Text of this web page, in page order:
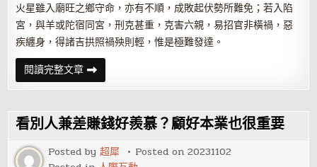
火星雖入廟旺之鄉守命，亦有不順，成敗起伏勢所難免；若入陷
宮，與羊或陀宿同宮，刑克甚重，克害六親，易招官非橫禍，惡
疾纏身，得諸吉拱照禍殃則輕，惟是極難發達。
閱讀完整文章紫
微
命
四
煞
星
——
火
星
看別人兼差賺錢好羨慕？顧好本業也很重要
Posted by超犀 Posted on20231102